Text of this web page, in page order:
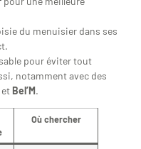
du menuisier dans ses
pour éviter tout
notamment avec des
et Bel’M.
Où chercher